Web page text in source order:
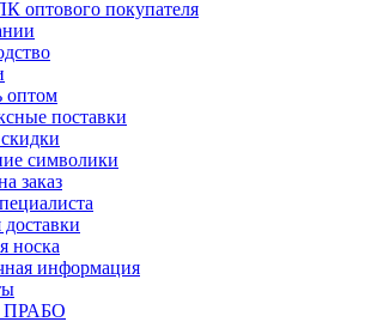
оптового покупателя
оптом
поставки
символики
заказ
носка
информация
ПРАБО